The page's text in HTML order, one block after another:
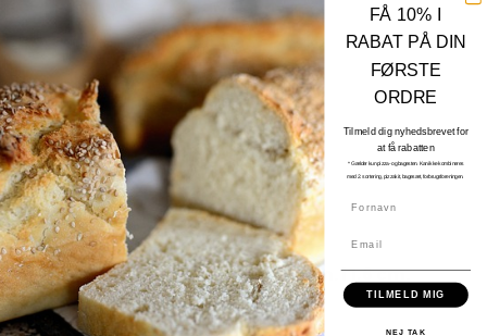
Fredstone rund pizzasten Ø 26 cm. i 1,6 cm.
Fredstone Grill & bageudstyr
FS08
FÅ 10% I
RABAT PÅ DIN
FØRSTE
ORDRE
Tilmeld dig nyhedsbrevet for
at få rabatten
* Gælder kun pizza- og bagesten. Kan ikke kombineres
med 2. sortering, pizzakit, bagesæt, forbrugsforeningen.
TILMELD MIG
NEJ TAK